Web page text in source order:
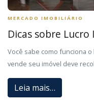
MERCADO IMOBILIÁRIO
Dicas sobre
Você sabe como funciona
vende seu imóvel deve
Leia mais…